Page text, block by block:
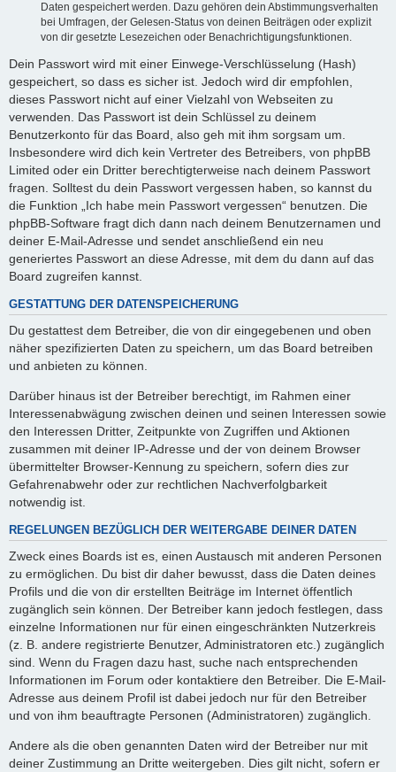
Daten gespeichert werden. Dazu gehören dein Abstimmungsverhalten
bei Umfragen, der Gelesen-Status von deinen Beiträgen oder explizit
von dir gesetzte Lesezeichen oder Benachrichtigungsfunktionen.
Dein Passwort wird mit einer Einwege-Verschlüsselung (Hash)
gespeichert, so dass es sicher ist. Jedoch wird dir empfohlen,
dieses Passwort nicht auf einer Vielzahl von Webseiten zu
verwenden. Das Passwort ist dein Schlüssel zu deinem
Benutzerkonto für das Board, also geh mit ihm sorgsam um.
Insbesondere wird dich kein Vertreter des Betreibers, von phpBB
Limited oder ein Dritter berechtigterweise nach deinem Passwort
fragen. Solltest du dein Passwort vergessen haben, so kannst du
die Funktion „Ich habe mein Passwort vergessen“ benutzen. Die
phpBB-Software fragt dich dann nach deinem Benutzernamen und
deiner E-Mail-Adresse und sendet anschließend ein neu
generiertes Passwort an diese Adresse, mit dem du dann auf das
Board zugreifen kannst.
GESTATTUNG DER DATENSPEICHERUNG
Du gestattest dem Betreiber, die von dir eingegebenen und oben
näher spezifizierten Daten zu speichern, um das Board betreiben
und anbieten zu können.
Darüber hinaus ist der Betreiber berechtigt, im Rahmen einer
Interessenabwägung zwischen deinen und seinen Interessen sowie
den Interessen Dritter, Zeitpunkte von Zugriffen und Aktionen
zusammen mit deiner IP-Adresse und der von deinem Browser
übermittelter Browser-Kennung zu speichern, sofern dies zur
Gefahrenabwehr oder zur rechtlichen Nachverfolgbarkeit
notwendig ist.
REGELUNGEN BEZÜGLICH DER WEITERGABE DEINER DATEN
Zweck eines Boards ist es, einen Austausch mit anderen Personen
zu ermöglichen. Du bist dir daher bewusst, dass die Daten deines
Profils und die von dir erstellten Beiträge im Internet öffentlich
zugänglich sein können. Der Betreiber kann jedoch festlegen, dass
einzelne Informationen nur für einen eingeschränkten Nutzerkreis
(z. B. andere registrierte Benutzer, Administratoren etc.) zugänglich
sind. Wenn du Fragen dazu hast, suche nach entsprechenden
Informationen im Forum oder kontaktiere den Betreiber. Die E-Mail-
Adresse aus deinem Profil ist dabei jedoch nur für den Betreiber
und von ihm beauftragte Personen (Administratoren) zugänglich.
Andere als die oben genannten Daten wird der Betreiber nur mit
deiner Zustimmung an Dritte weitergeben. Dies gilt nicht, sofern er